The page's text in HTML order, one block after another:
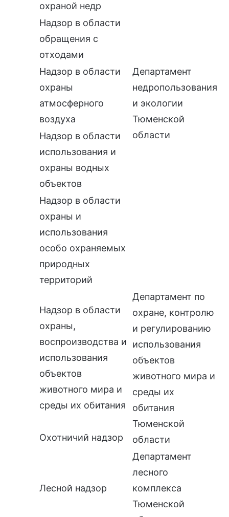
охраной недр
Департамент
недропользования
и экологии
Тюменской
области
Надзор в области
обращения с
отходами
Надзор в области
охраны
атмосферного
воздуха
Надзор в области
использования и
охраны водных
объектов
Надзор в области
охраны и
использования
особо охраняемых
природных
территорий
Надзор в области
охраны,
воспроизводства и
использования
объектов
животного мира и
среды их обитания
Департамент по
охране, контролю
и регулированию
использования
объектов
животного мира и
среды их
обитания
Тюменской
области
Охотничий надзор
Лесной надзор
Департамент
лесного
комплекса
Тюменской